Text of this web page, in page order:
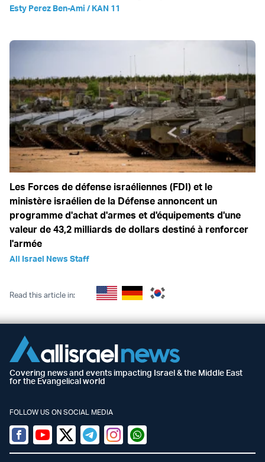
Esty Perez Ben-Ami / KAN 11
Les Forces de défense israéliennes (FDI) et le
ministère israélien de la Défense annoncent un
programme d'achat d'armes et d'équipements d'une
valeur de 43,2 milliards de dollars destiné à renforcer
l'armée
All Israel News Staff
Read this article in:
Covering news and events impacting Israel & the Middle East
for the Evangelical world
FOLLOW US ON SOCIAL MEDIA
Facebook
YoutubeTwitter (X)
TelegramInstagramWhatsapp